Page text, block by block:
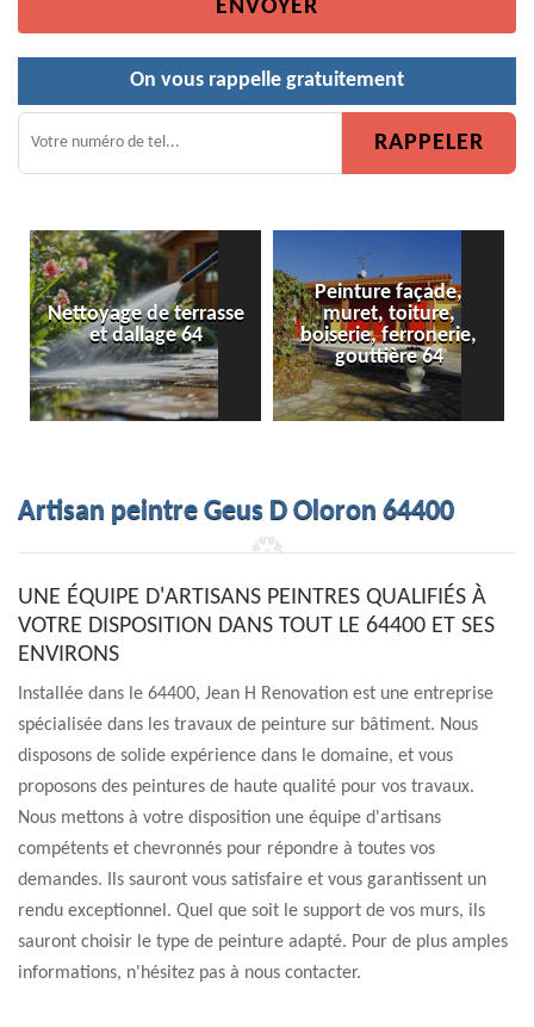
On vous rappelle gratuitement
Nettoyage de terrasse
et dallage 64
Peinture façade,
muret, toiture,
boiserie, ferronerie,
gouttière 64
Artisan peintre Geus D Oloron 64400
UNE ÉQUIPE D'ARTISANS PEINTRES QUALIFIÉS À
VOTRE DISPOSITION DANS TOUT LE 64400 ET SES
ENVIRONS
Installée dans le 64400, Jean H Renovation est une entreprise
spécialisée dans les travaux de peinture sur bâtiment. Nous
disposons de solide expérience dans le domaine, et vous
proposons des peintures de haute qualité pour vos travaux.
Nous mettons à votre disposition une équipe d'artisans
compétents et chevronnés pour répondre à toutes vos
demandes. Ils sauront vous satisfaire et vous garantissent un
rendu exceptionnel. Quel que soit le support de vos murs, ils
sauront choisir le type de peinture adapté. Pour de plus amples
informations, n'hésitez pas à nous contacter.